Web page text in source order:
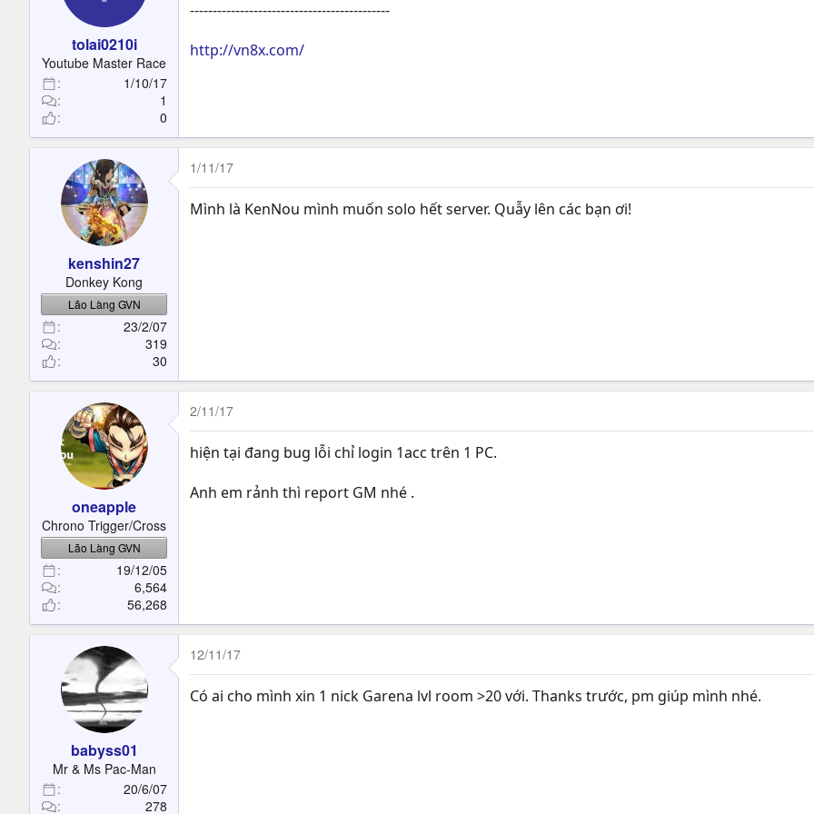
tolai0210i
Youtube Master Race
1/10/17
1
0
--------------------------------------------
http://vn8x.com/
kenshin27
Donkey Kong
Lão Làng GVN
23/2/07
319
30
1/11/17
Mình là KenNou mình muốn solo hết server. Quẫy lên các bạn ơi!
oneapple
Chrono Trigger/Cross
Lão Làng GVN
19/12/05
6,564
56,268
2/11/17
hiện tại đang bug lỗi chỉ login 1acc trên 1 PC.
Anh em rảnh thì report GM nhé .
babyss01
Mr & Ms Pac-Man
20/6/07
278
12/11/17
Có ai cho mình xin 1 nick Garena lvl room >20 với. Thanks trước, pm giúp mình nhé.